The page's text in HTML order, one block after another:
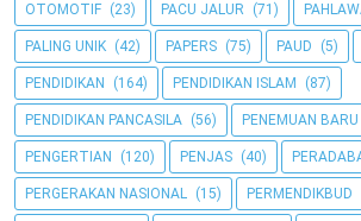
OTOMOTIF (23) PACU JALUR (71)
PALING UNIK (42) PAPERS (75) PAUD (5)
PENDIDIKAN (164) PENDIDIKAN ISLAM (87)
PENDIDIKAN PANCASILA (56) PENEMUAN BARU
PENGERTIAN (120) PENJAS (40)
PERGERAKAN NASIONAL (15) PERMENDIKBUD